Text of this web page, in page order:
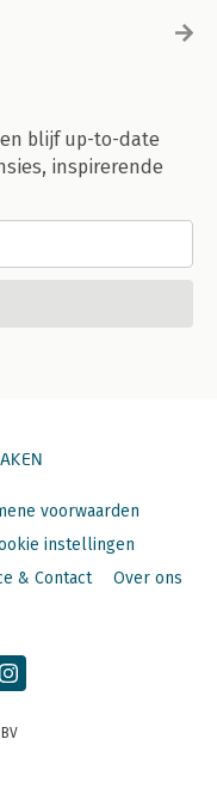
blijf up-to-date
inspirerende
voorwaarden
instellingen
& Contact Over ons